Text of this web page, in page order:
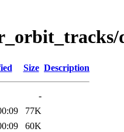
Size Description
-
77K
60K